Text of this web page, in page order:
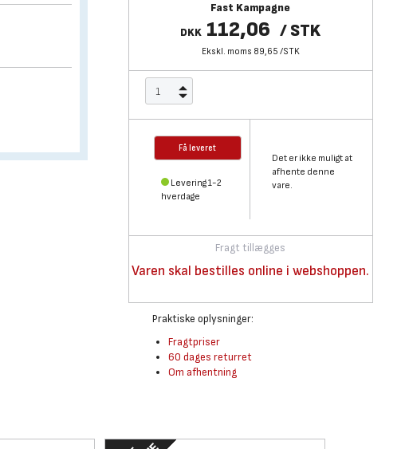
Fast Kampagne
DKK 112,06 /STK
Ekskl. moms 89,65 /STK
Få leveret
Levering 1-2
hverdage
Det er ikke muligt at
afhente denne
vare.
Fragt tillægges
Varen skal bestilles online i webshoppen.
Praktiske oplysninger:
Fragtpriser
60 dages returret
Om afhentning